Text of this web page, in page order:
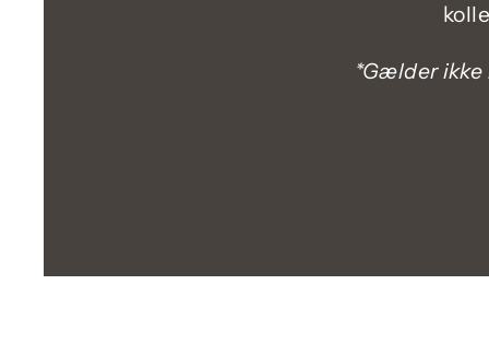
*Gælder ikke